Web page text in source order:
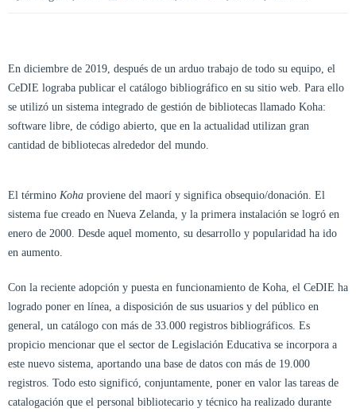
En diciembre de 2019, después de un arduo trabajo de todo su equipo, el
CeDIE lograba publicar el catálogo bibliográfico en su sitio web. Para ello
se utilizó un sistema integrado de gestión de bibliotecas llamado Koha:
software libre, de código abierto, que en la actualidad utilizan gran
cantidad de bibliotecas alrededor del mundo.
El término Koha proviene del maorí y significa obsequio/donación. El
sistema fue creado en Nueva Zelanda, y la primera instalación se logró en
enero de 2000. Desde aquel momento, su desarrollo y popularidad ha ido
en aumento.
Con la reciente adopción y puesta en funcionamiento de Koha, el CeDIE ha
logrado poner en línea, a disposición de sus usuarios y del público en
general, un catálogo con más de 33.000 registros bibliográficos. Es
propicio mencionar que el sector de Legislación Educativa se incorpora a
este nuevo sistema, aportando una base de datos con más de 19.000
registros. Todo esto significó, conjuntamente, poner en valor las tareas de
catalogación que el personal bibliotecario y técnico ha realizado durante